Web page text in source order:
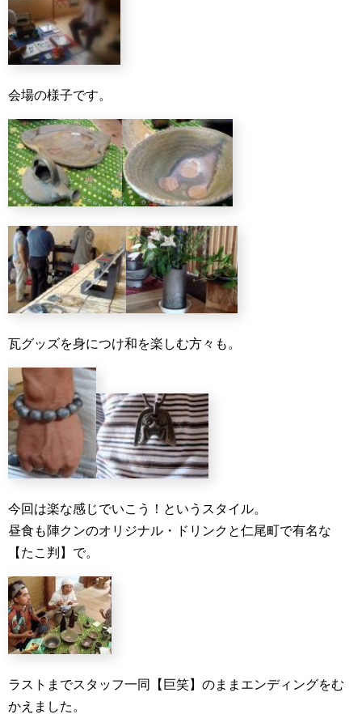
会場の様子です。
瓦グッズを身につけ和を楽しむ方々も。
今回は楽な感じでいこう！というスタイル。
昼食も陣クンのオリジナル・ドリンクと仁尾町で有名な
【たこ判】で。
ラストまでスタッフ一同【巨笑】のままエンディングをむ
かえました。